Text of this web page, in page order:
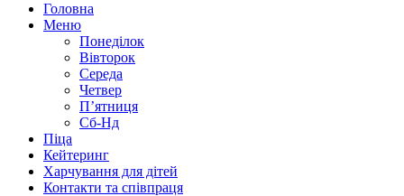
Головна
Меню
Понеділок
Вівторок
Середа
Четвер
П’ятниця
Сб-Нд
Піца
Кейтеринг
Харчування для дітей
Контакти та співпраця